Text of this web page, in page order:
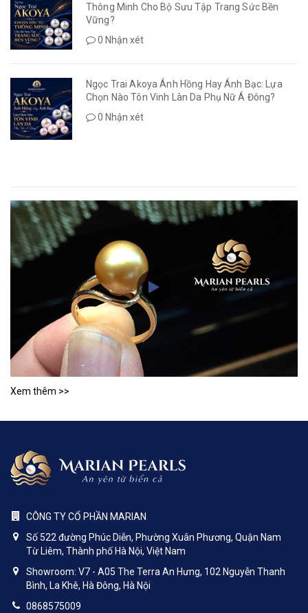
Thông Minh Cho Bộ Sưu Tập Trang Sức Bền
Vững?
0 Nhận xét
Ngọc Trai Akoya Ánh Hồng Hay Ánh Bạc: Lựa
Chọn Nào Tôn Vinh Làn Da Phụ Nữ Á Đông?
0 Nhận xét
Xem thêm >>
CÔNG TY CỔ PHẦN MARIAN
Số 522 đường Phúc Diễn, Phường Xuân Phương, Quận Nam
Từ Liêm, Thành phố Hà Nội, Việt Nam
Showroom: V7 - A05 The Terra An Hưng, 102 Nguyễn Thanh
Bình, La Khê, Hà Đông, Hà Nội
0868575009